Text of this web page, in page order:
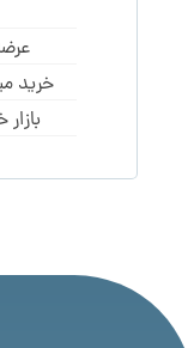
عرضه
خرید